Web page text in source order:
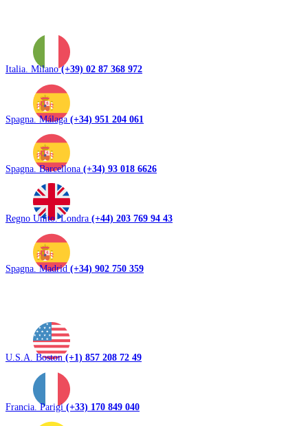
Italia. Milano(+39) 02 87 368 972
Spagna. Málaga (+34) 951 204 061
Spagna. Barcellona (+34) 93 018 6626
Regno Unito. Londra (+44) 203 769 94 43
Spagna. Madrid (+34) 902 750 359
U.S.A. Boston(+1) 857 208 72 49
Francia. Parigi(+33) 170 849 040